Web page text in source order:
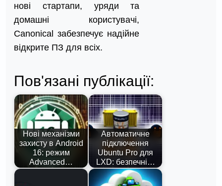
нові стартапи, уряди та
домашні користувачі,
Canonical забезпечує надійне
відкрите ПЗ для всіх.
Пов'язані публікації:
Нові механізми
захисту в Android
16: режим
Advanced…
Автоматичне
підключення
Ubuntu Pro для
LXD: безпечні…